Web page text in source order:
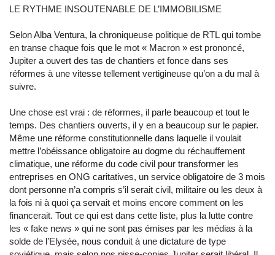
LE RYTHME INSOUTENABLE DE L’IMMOBILISME
Selon Alba Ventura, la chroniqueuse politique de RTL qui tombe
en transe chaque fois que le mot « Macron » est prononcé,
Jupiter a ouvert des tas de chantiers et fonce dans ses
réformes à une vitesse tellement vertigineuse qu’on a du mal à
suivre.
Une chose est vrai : de réformes, il parle beaucoup et tout le
temps. Des chantiers ouverts, il y en a beaucoup sur le papier.
Même une réforme constitutionnelle dans laquelle il voulait
mettre l’obéissance obligatoire au dogme du réchauffement
climatique, une réforme du code civil pour transformer les
entreprises en ONG caritatives, un service obligatoire de 3 mois
dont personne n’a compris s’il serait civil, militaire ou les deux à
la fois ni à quoi ça servait et moins encore comment on les
financerait. Tout ce qui est dans cette liste, plus la lutte contre
les « fake news » qui ne sont pas émises par les médias à la
solde de l’Elysée, nous conduit à une dictature de type